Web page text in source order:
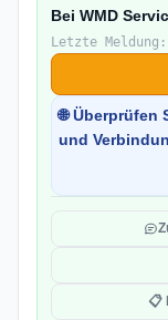
Bei WMD
Letzte
🌐 Überprüfen
und
📋